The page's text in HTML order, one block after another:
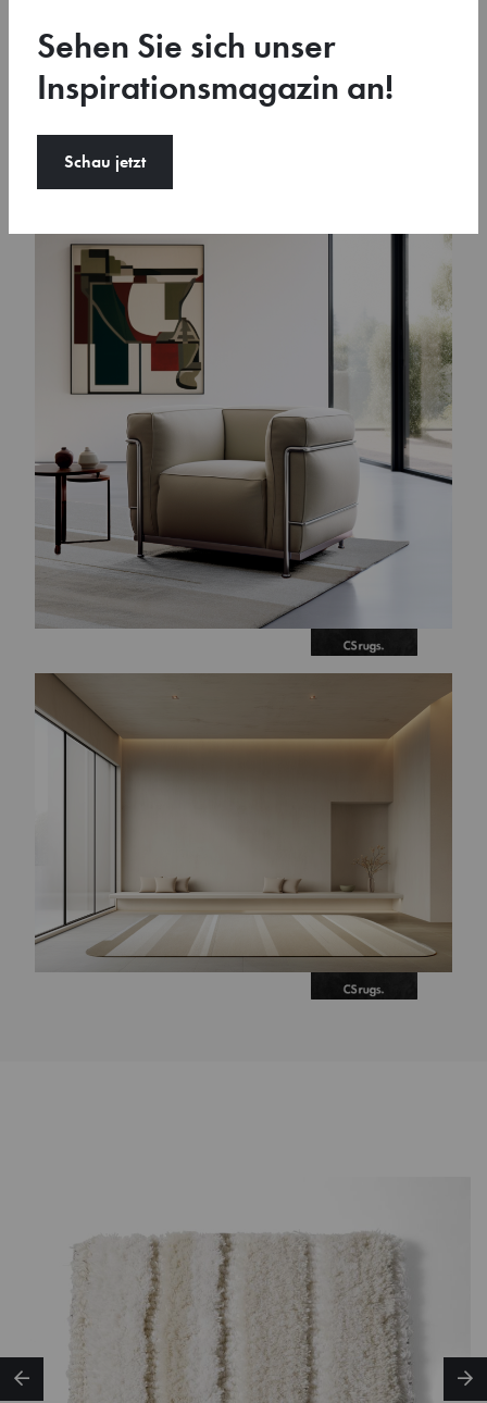
Sehen Sie sich unser
Inspirationsmagazin an!
Schau jetzt